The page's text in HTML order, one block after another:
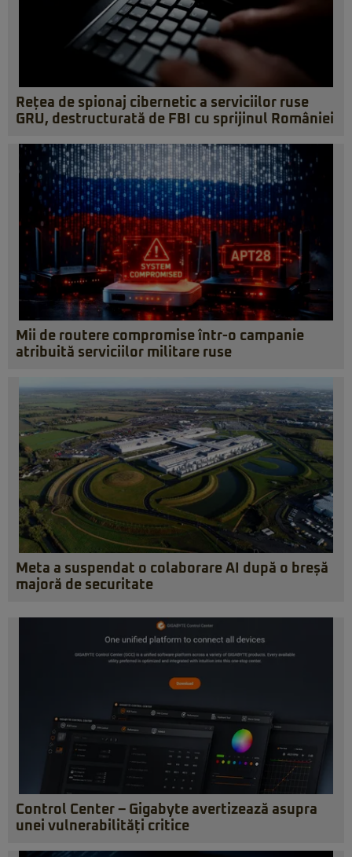
Rețea de spionaj cibernetic a serviciilor ruse
GRU, destructurată de FBI cu sprijinul României
Mii de routere compromise într-o campanie
atribuită serviciilor militare ruse
Meta a suspendat o colaborare AI după o breșă
majoră de securitate
Control Center – Gigabyte avertizează asupra
unei vulnerabilități critice